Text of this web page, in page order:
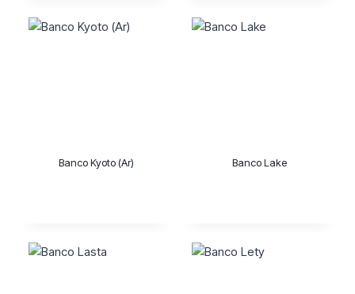
Banco Kyoto (Ar) Banco Lake